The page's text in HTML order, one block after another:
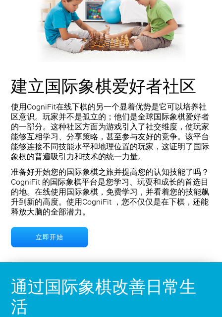
建立国际象棋爱好者社区
使用CogniFit在线下棋的另一个显着优势是它可以培养社
区意识。玩家并不是孤立的；他们是全球国际象棋爱好者
的一部分。这种社区方面为游戏引入了社交维度，使玩家
能够互相学习、分享策略，甚至参与友好的竞争。该平台
能够连接不同技能水平和地理位置的玩家，这证明了国际
象棋的普遍吸引力和技术的统一力量。
准备好开始您的国际象棋之旅并提高您的认知技能了吗？
CogniFit 的国际象棋平台是您学习、玩耍和成长的首选目
的地。在线使用国际象棋，免费学习，并看着您的技能飙
升到新的高度。使用CogniFit ，您不仅仅是在下棋，还能
释放大脑的全部潜力。
立即开始
通过国际象棋改善日常生
活